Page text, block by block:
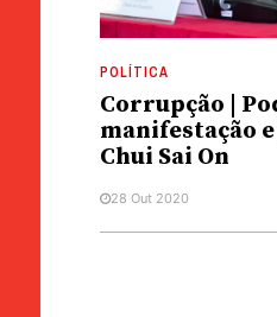
POLÍTICA
Corrupção |
manifestação
Chui Sai On
28 Out 2020